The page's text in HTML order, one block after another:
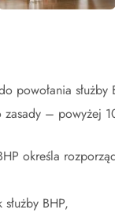
powołania służby
zasady – powyżej
określa
BHP,